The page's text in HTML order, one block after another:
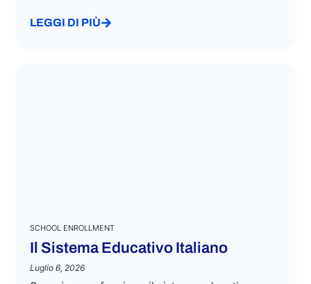
LEGGI DI PIÙ
SCHOOL ENROLLMENT
Il Sistema Educativo Italiano
Luglio 6, 2026